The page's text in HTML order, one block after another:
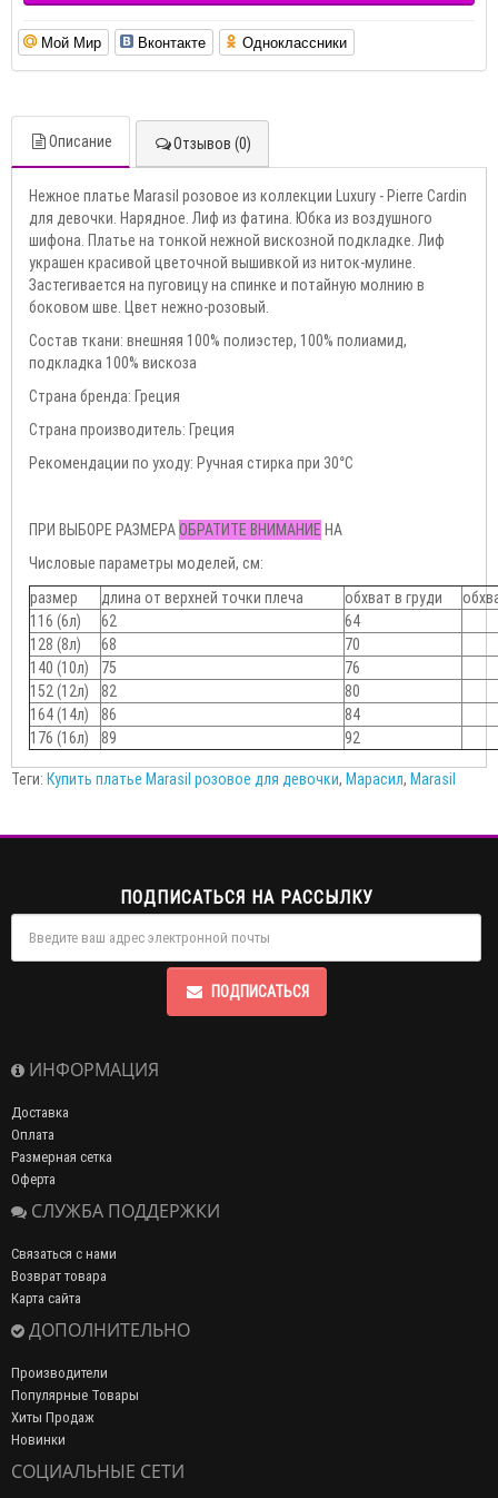
Мой Мир Вконтакте Одноклассники
Описание Отзывов (0)
Нежное платье Marasil розовое из коллекции Luxury - Pierre Cardin
для девочки. Нарядное. Лиф из фатина. Юбка из воздушного
шифона. Платье на тонкой нежной вискозной подкладке. Лиф
украшен красивой цветочной вышивкой из ниток-мулине.
Застегивается на пуговицу на спинке и потайную молнию в
боковом шве. Цвет нежно-розовый.
Состав ткани: внешняя 100% полиэстер, 100% полиамид,
подкладка 100% вискоза
Страна бренда: Греция
Страна производитель: Греция
Рекомендации по уходу: Ручная стирка при 30°С
ПРИ ВЫБОРЕ РАЗМЕРАОБРАТИТЕ ВНИМАНИЕ НА
Числовые параметры моделей, см:
размер
длина от верхней точки плеча обхват в груди
116 (6л)
62
64
128 (8л)
68
70
140 (10л)
75
76
152 (12л)
82
80
164 (14л)
86
84
176 (16л)
89 92
Теги: Купить платье Marasil розовое для девочки, Марасил, Marasil
ПОДПИСАТЬСЯ НА РАССЫЛКУ
ПОДПИСАТЬСЯ
ИНФОРМАЦИЯ
Доставка
Оплата
Размерная сетка
Оферта
СЛУЖБА ПОДДЕРЖКИ
Связаться с нами
Возврат товара
Карта сайта
ДОПОЛНИТЕЛЬНО
Производители
Популярные Товары
Хиты Продаж
Новинки
СОЦИАЛЬНЫЕ СЕТИ